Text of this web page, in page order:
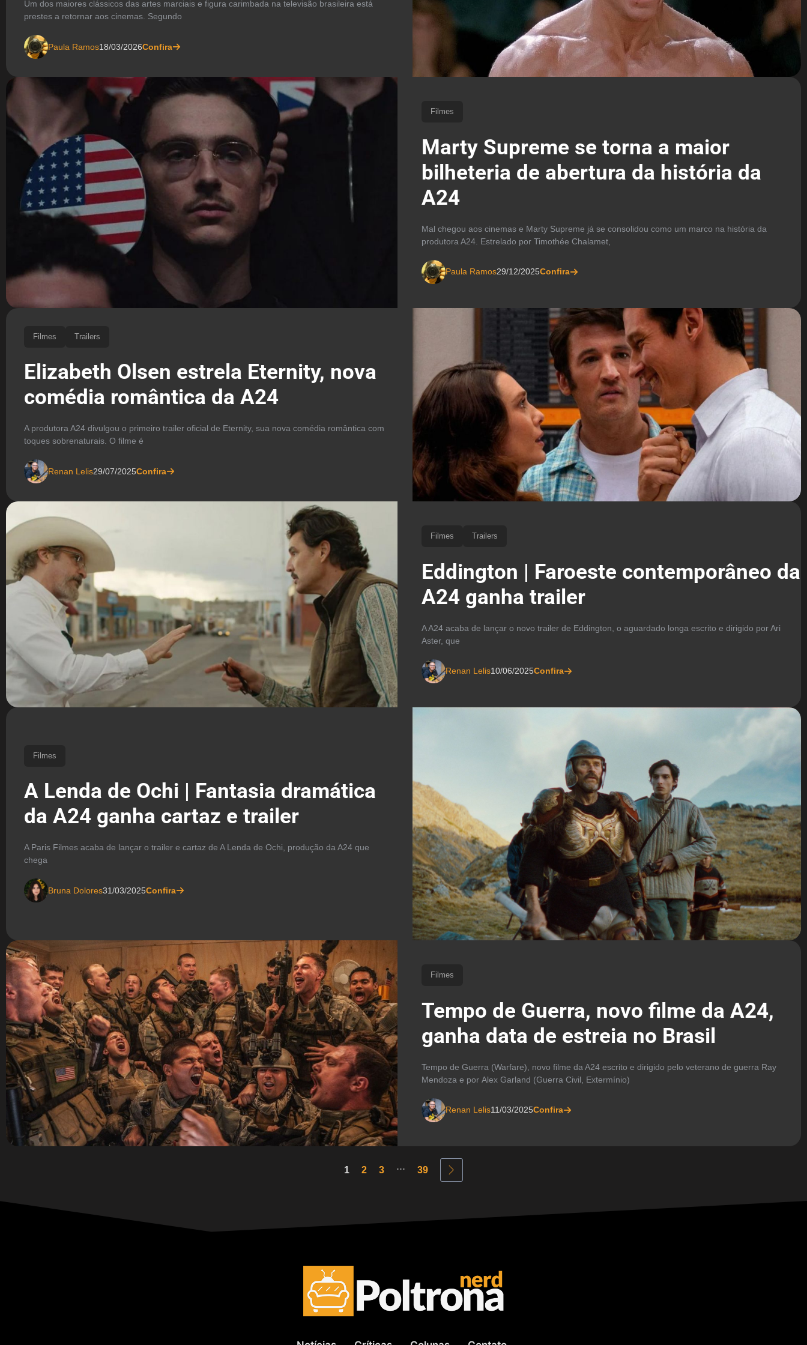
Um dos maiores clássicos das artes marciais e figura carimbada na televisão brasileira está
prestes a retornar aos cinemas. Segundo
Paula Ramos18/03/2026Confira
Filmes
Marty Supreme se torna a maior
bilheteria de abertura da história da
A24
Mal chegou aos cinemas e Marty Supreme já se consolidou como um marco na história da
produtora A24. Estrelado por Timothée Chalamet,
Paula Ramos29/12/2025Confira
Filmes Trailers
Elizabeth Olsen estrela Eternity, nova
comédia romântica da A24
A produtora A24 divulgou o primeiro trailer oficial de Eternity, sua nova comédia romântica com
toques sobrenaturais. O filme é
Renan Lelis29/07/2025Confira
Filmes Trailers
Eddington | Faroeste contemporâneo da
A24 ganha trailer
A A24 acaba de lançar o novo trailer de Eddington, o aguardado longa escrito e dirigido por Ari
Aster, que
Renan Lelis10/06/2025Confira
Filmes
A Lenda de Ochi | Fantasia dramática
da A24 ganha cartaz e trailer
A Paris Filmes acaba de lançar o trailer e cartaz de A Lenda de Ochi, produção da A24 que
chega
Bruna Dolores31/03/2025Confira
Filmes
Tempo de Guerra, novo filme da A24,
ganha data de estreia no Brasil
Tempo de Guerra (Warfare), novo filme da A24 escrito e dirigido pelo veterano de guerra Ray
Mendoza e por Alex Garland (Guerra Civil, Extermínio)
Renan Lelis11/03/2025Confira
1 2 3 ... 39